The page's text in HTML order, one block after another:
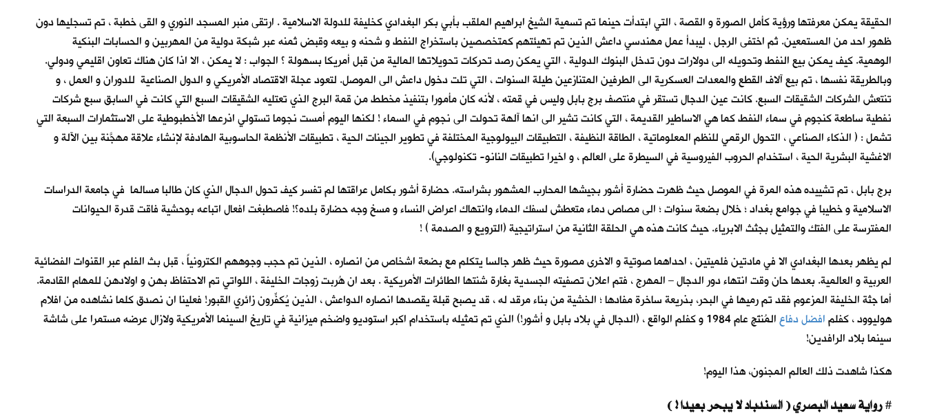
الحقيقة يمكن معرفتها ورؤية كأمل الصورة و القصة ، التي ابتدأت حينما تم تسمية الشيخ ابراهيم الملقب بأبي بكر البغدادي كخليفة للدولة الاسلامية . ارتقى منبر المسجد النوري و القى خطبة ، تم تسجليها دون
ظهور احد من المستمعين. ثم اختفى الرجل ، ليبدأ عمل مهندسي داعش الذين تم تهيئتهم كمتخصصين باستخراج النفط و شحنه و بيعه وقبض ثمنه عبر شبكة دولية من المهربين و الحسابات البنكية
الوهمية. كيف يمكن بيع النفط وتحويله الى دولارات دون تدخل البنوك الدولية ، التي يمكن رصد تحركات تحويلاتها المالية من قبل أمريكا بسهولة ؟ الجواب : لا يمكن ، الا اذا كان هناك تعاون اقليمي ودولي.
وبالطريقة نفسها ، تم بيع آلاف القطع والمعدات العسكرية الى الطرفين المتنازعين طيلة السنوات ، التي تلت دخول داعش الى الموصل. لتعود عجلة الاقتصاد الأمريكي و الدول الصناعية للدوران و العمل ، و
تنتعش الشركات الشقيقات السبع. كانت عين الدجال تستقر في منتصف برج بابل وليس في قمته ، لأنه كان مأمورا بتنفيذ مخطط من قمة البرج الذي تعتليه الشقيقات السبع التي كانت في السابق سبع شركات
نفطية ساطعة كنجوم في سماء النفط كما هي الاساطير القديمة ، التي كانت تشير الى انها آلهة تحولت الى نجوم في السماء ! لكنها اليوم أمست نجوما تستولي اذرعها الأخطبوطية على الاستثمارات السبعة التي
تشمل : ( الذكاء الصناعي ، التحول الرقمي للنظم المعلوماتية ، الطاقة النظيفة ، التطبيقات البيولوجية المختلفة في تطوير الجينات الحية ، تطبيقات الأنظمة الحاسوبية الهادفة لإنشاء علاقة مهجَّنة بين الآلة و
الاغشية البشرية الحية ، استخدام الحروب الفيروسية في السيطرة على العالم ، و اخيرا تطبيقات النانو- تكنولوجي).
برج بابل ، تم تشييده هذه المرة في الموصل حيث ظهرت حضارة أشور بجيشها المحارب المشهور بشراسته. حضارة أشور بكامل عراقتها لم تفسر كيف تحول الدجال الذي كان طالبا مسالما في جامعة الدراسات
الاسلامية و خطيبا في جوامع بغداد ؛ خلال بضعة سنوات ؛ الى مصاص دماء متعطش لسفك الدماء وانتهاك اعراض النساء و مسخ وجه حضارة بلده؟! فاصطبغت افعال اتباعه بوحشية فاقت قدرة الحيوانات
المفترسة على الفتك والتمثيل بجثث الابرياء. حيث كانت هذه هي الحلقة الثانية من استراتيجية (الترويع و الصدمة ) !
لم يظهر بعدها البغدادي الا في مادتين فلميتين ، احداهما صوتية و الاخرى مصورة حيث ظهر جالسا يتكلم مع بضعة اشخاص من انصاره ، الذين تم حجب وجوههم الكترونياً ، قبل بث الفلم عبر القنوات الفضائية
العربية و العالمية. بعدها حان وقت انتهاء دور الدجال – المهرج ، فتم اعلان تصفيته الجسدية بغارة شنتها الطائرات الأمريكية . بعد ان هُربت زوجات الخليفة ، اللواتي تم الاحتفاظ بهن و اولادهن للمهام القادمة.
أما جثة الخليفة المزعوم فقد تم رميها في البحر، بذريعة ساخرة مفادها ؛ الخشية من بناء مرقد له ، قد يصبح قبلة يقصدها انصاره الدواعش ، الذين يُكفِّرون زائري القبور! فعلينا ان نصدق كلما نشاهده من افلام
هوليوود ، كفلمافضل دفاع
المُنتَج عام 1984 و كفلم الواقع ، (الدجال في بلاد بابل و أشور!) الذي تم تمثيله باستخدام اكبر استوديو واضخم ميزانية في تاريخ السينما الأمريكية ولازال عرضه مستمرا على شاشة
سينما بلاد الرافدين!
هكذا شاهدت ذلك العالم المجنون، هذا اليوم!
#